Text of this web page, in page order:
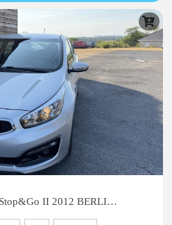
Ceed 1.6 CRDi - 136 - Stop&Go II 2012 BERLINE Active PHASE 2